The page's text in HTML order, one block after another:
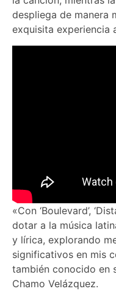
despliega de manera
exquisita experiencia
«Con ‘Boulevard’,
dotar a la música
y lírica, explorando
significativos en mis
también conocido en
Chamo Velázquez.